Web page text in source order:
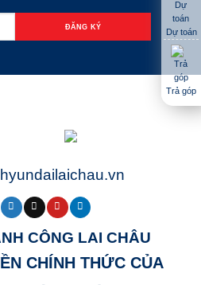
CÔNG LAI CHÂU
CHÍNH THỨC CỦA
Dự toán
Trả góp